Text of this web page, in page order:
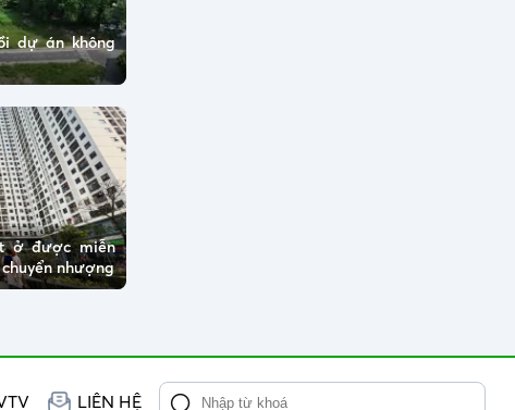
dự án không
ở được miễn
nhượng
LIÊN HỆ